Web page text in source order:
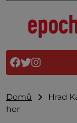
Domů
Hrad
hor